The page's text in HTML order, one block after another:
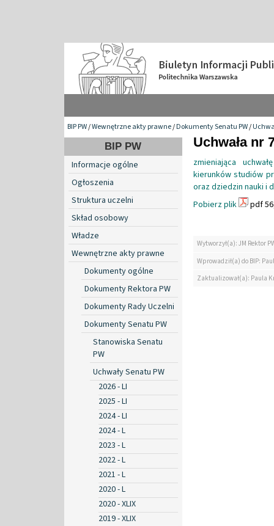
BIP PW/Wewnętrzne akty prawne/Dokumenty Senatu PW/
BIP PW
Informacje ogólne
Ogłoszenia
Struktura uczelni
Skład osobowy
Władze
Wewnętrzne akty prawne
Dokumenty ogólne
Dokumenty Rektora PW
Dokumenty Rady Uczelni
Dokumenty Senatu PW
Stanowiska Senatu
PW
Uchwały Senatu PW
2026 - LI
2025 - LI
2024 - LI
2024 - L
2023 - L
2022 - L
2021 - L
2020 - L
2020 - XLIX
2019 - XLIX
Uchwała nr
zmieniająca
kierunków studiów
oraz dziedzin nauki i
Pobierz plik
pdf
Wytworzył(a): JM Rektor
Wprowadził(a) do BIP:
Zaktualizował(a): Paula